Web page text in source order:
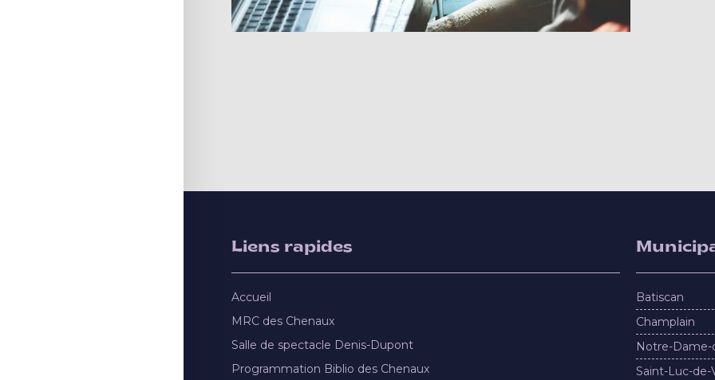
Liens rapides
Accueil
MRC des Chenaux
Salle de spectacle Denis-Dupont
Programmation Biblio des Chenaux
Batiscan
Champlain
Notre-
Saint-Luc-de-